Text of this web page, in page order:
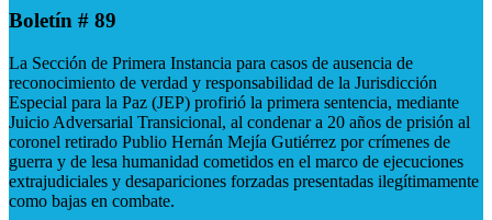
Boletín # 89
La Sección de Primera Instancia para casos de ausencia de
reconocimiento de verdad y responsabilidad de la Jurisdicción
Especial para la Paz (JEP) profirió la primera sentencia, mediante
Juicio Adversarial Transicional, al condenar a 20 años de prisión al
coronel retirado Publio Hernán Mejía Gutiérrez por crímenes de
guerra y de lesa humanidad cometidos en el marco de ejecuciones
extrajudiciales y desapariciones forzadas presentadas ilegítimamente
como bajas en combate.